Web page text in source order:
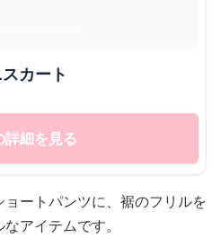
カート
詳細を見る
ートパンツに、裾のフリルを
アイテムです。